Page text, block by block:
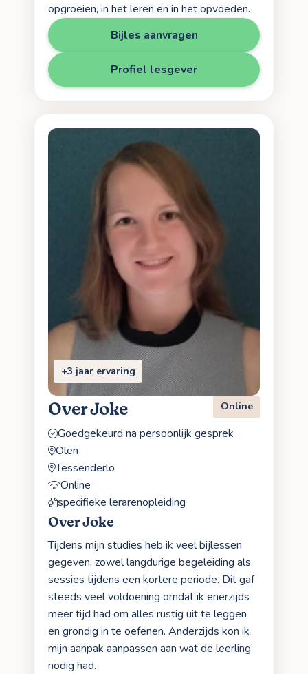
opgroeien, in het leren en in het opvoeden.
Bijles aanvragen
Profiel lesgever
+3 jaar ervaring
Over Joke Online
Goedgekeurd na persoonlijk gesprek
Olen
Tessenderlo
Online
specifieke lerarenopleiding
Over Joke
Tijdens mijn studies heb ik veel bijlessen
gegeven, zowel langdurige begeleiding als
sessies tijdens een kortere periode. Dit gaf
steeds veel voldoening omdat ik enerzijds
meer tijd had om alles rustig uit te leggen
en grondig in te oefenen. Anderzijds kon ik
mijn aanpak aanpassen aan wat de leerling
nodig had.